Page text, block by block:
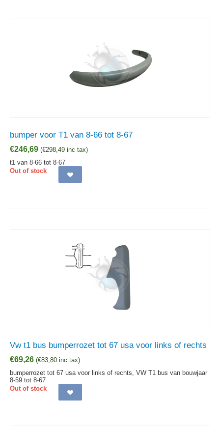
bumper voor T1 van 8-66 tot 8-67
€246,69 (€298,49 inc tax)
t1 van 8-66 tot 8-67
Out of stock
Vw t1 bus bumperrozet tot 67 usa voor links of rechts
€69,26 (€83,80 inc tax)
bumperrozet tot 67 usa voor links of rechts, VW T1 bus van bouwjaar
8-59 tot 8-67
Out of stock